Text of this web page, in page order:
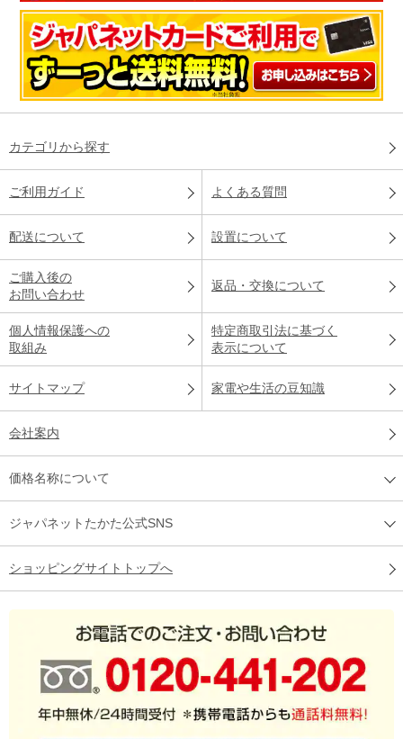
カテゴリから探す
ご利用ガイド よくある質問
配送について 設置について
ご購入後の
お問い合わせ
返品・交換について
個人情報保護への
取組み
特定商取引法に基づく
表示について
サイトマップ 家電や生活の豆知識
会社案内
価格名称について
ジャパネットたかた公式SNS
ショッピングサイトトップへ